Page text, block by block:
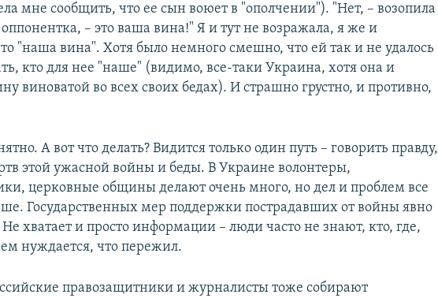
мне сообщить, что ее сын воюет в "ополчении"). "Нет, – возопила
– это ваша вина!" Я и тут не возражала, я же и
"наша вина". Хотя было немного смешно, что ей так и не удалось
кто для нее "наше" (видимо, все-таки Украина, хотя она и
виноватой во всех своих бедах). И страшно грустно, и противно,
А вот что делать? Видится только один путь – говорить правду,
этой ужасной войны и беды. В Украине волонтеры,
церковные общины делают очень много, но дел и проблем все
Государственных мер поддержки пострадавших от войны явно
Не хватает и просто информации – люди часто не знают, кто, где,
нуждается, что пережил.
правозащитники и журналисты тоже собирают